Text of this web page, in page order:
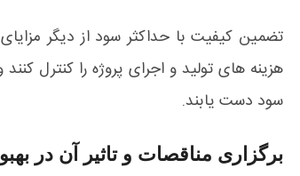
تضمین کیفیت با حداکثر سود از دیگر
هزینه های تولید و اجرای پروژه را کنترل
سود دست یابند.
برگزاری مناقصات و تاثیر آن در